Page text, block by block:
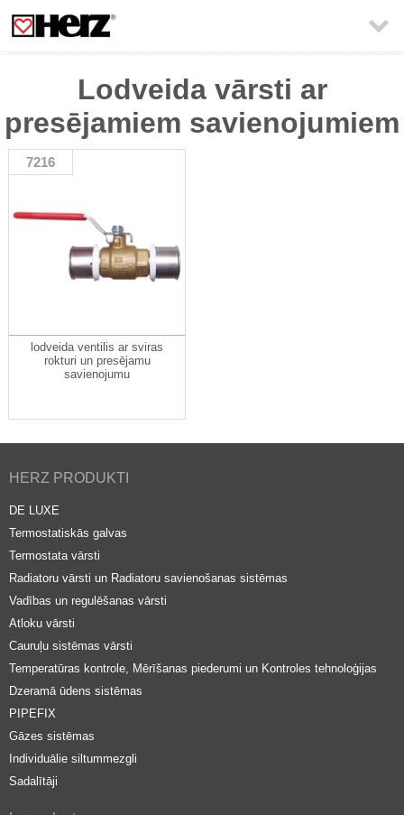

Lodveida vārsti ar
presējamiem savienojumiem
7216
lodveida ventilis ar sviras
rokturi un presējamu
savienojumu
HERZ PRODUKTI
DE LUXE
Termostatiskās galvas
Termostata vārsti
Radiatoru vārsti un Radiatoru savienošanas sistēmas
Vadības un regulēšanas vārsti
Atloku vārsti
Cauruļu sistēmas vārsti
Temperatūras kontrole, Mērīšanas piederumi un Kontroles tehnoloģijas
Dzeramā ūdens sistēmas
PIPEFIX
Gāzes sistēmas
Individuālie siltummezgli
Sadalītāji